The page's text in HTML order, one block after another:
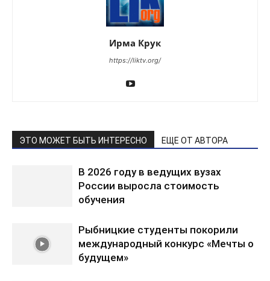
Ирма Крук
https://liktv.org/
ЭТО МОЖЕТ БЫТЬ ИНТЕРЕСНО ЕЩЕ ОТ АВТОРА
В 2026 году в ведущих вузах
России выросла стоимость
обучения
Рыбницкие студенты покорили
международный конкурс «Мечты о
будущем»